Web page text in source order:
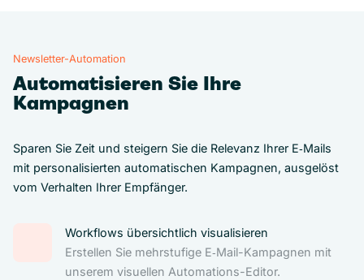
Newsletter-Automation
Automatisieren Sie Ihre
Kampagnen
Sparen Sie Zeit und steigern Sie die Relevanz Ihrer E‑Mails
mit personalisierten automatischen Kampagnen, ausgelöst
vom Verhalten Ihrer Empfänger.
Workflows übersichtlich visualisieren
Erstellen Sie mehrstufige E‑Mail-Kampagnen mit
unserem visuellen Automations-Editor.